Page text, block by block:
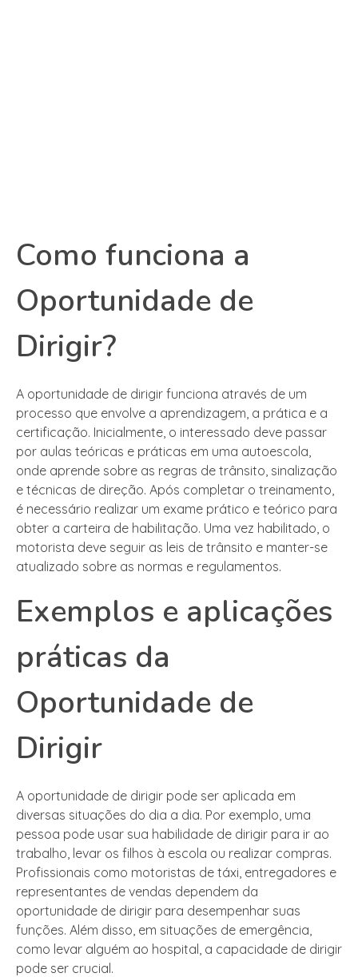
Como funciona a
Oportunidade de
Dirigir?
A oportunidade de dirigir funciona através de um
processo que envolve a aprendizagem, a prática e a
certificação. Inicialmente, o interessado deve passar
por aulas teóricas e práticas em uma autoescola,
onde aprende sobre as regras de trânsito, sinalização
e técnicas de direção. Após completar o treinamento,
é necessário realizar um exame prático e teórico para
obter a carteira de habilitação. Uma vez habilitado, o
motorista deve seguir as leis de trânsito e manter-se
atualizado sobre as normas e regulamentos.
Exemplos e aplicações
práticas da
Oportunidade de
Dirigir
A oportunidade de dirigir pode ser aplicada em
diversas situações do dia a dia. Por exemplo, uma
pessoa pode usar sua habilidade de dirigir para ir ao
trabalho, levar os filhos à escola ou realizar compras.
Profissionais como motoristas de táxi, entregadores e
representantes de vendas dependem da
oportunidade de dirigir para desempenhar suas
funções. Além disso, em situações de emergência,
como levar alguém ao hospital, a capacidade de dirigir
pode ser crucial.